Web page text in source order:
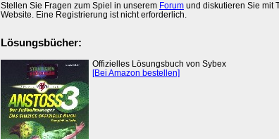
Stellen Sie Fragen zum Spiel in unserem Forum und diskutieren Sie mit
Website. Eine Registrierung ist nicht erforderlich.
Lösungsbücher:
Offizielles Lösungsbuch von Sybex
[Bei Amazon bestellen]